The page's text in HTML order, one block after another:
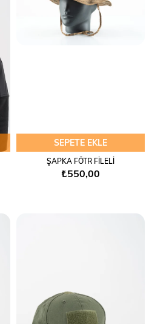
SEPETE EKLE
ŞAPKA FÖTR FİLELİ
₺550,00